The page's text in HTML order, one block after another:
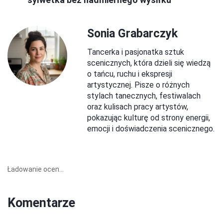
Sonia Grabarczyk
Tancerka i pasjonatka sztuk
scenicznych, która dzieli się wiedzą
o tańcu, ruchu i ekspresji
artystycznej. Pisze o różnych
stylach tanecznych, festiwalach
oraz kulisach pracy artystów,
pokazując kulturę od strony energii,
emocji i doświadczenia scenicznego.
Ładowanie ocen...
Komentarze